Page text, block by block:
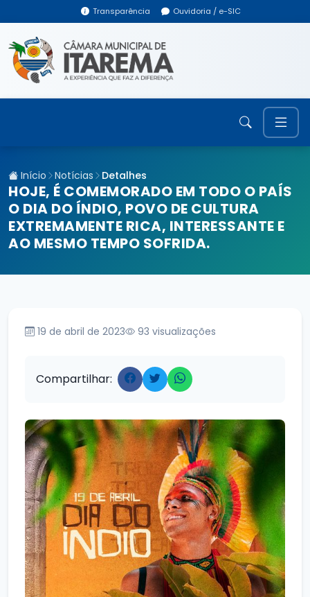
Transparência Ouvidoria / e-SIC
Início Notícias Detalhes
HOJE, É COMEMORADO EM TODO O PAÍS
O DIA DO ÍNDIO, POVO DE CULTURA
EXTREMAMENTE RICA, INTERESSANTE E
AO MESMO TEMPO SOFRIDA.
19 de abril de 2023 93 visualizações
Compartilhar: